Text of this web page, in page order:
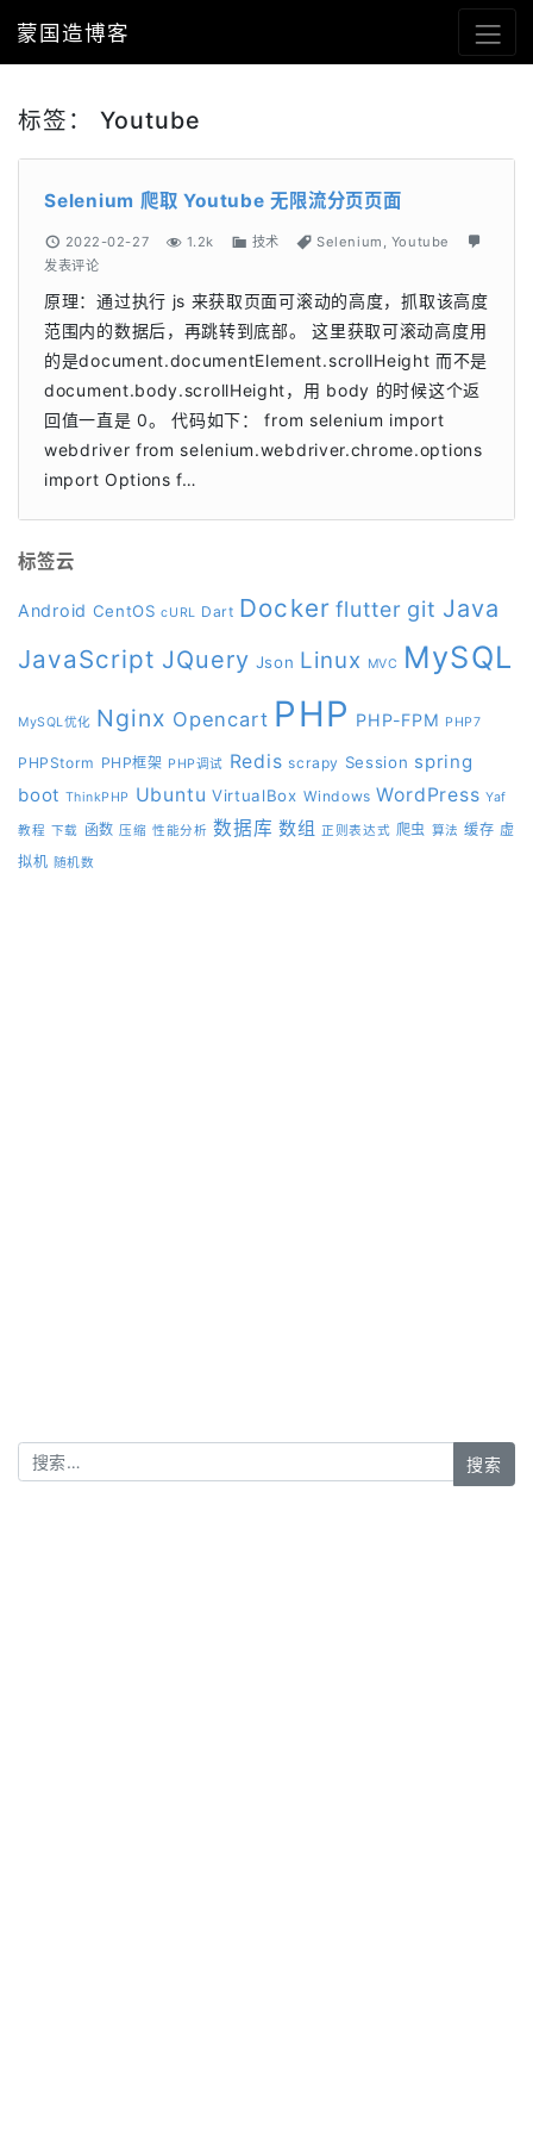
蒙国造博客
标签： Youtube
Selenium 爬取 Youtube 无限流分页页面
2022-02-27 1.2k 技术 Selenium
Youtube
发表评论
原理：通过执行 js 来获取页面可滚动的高度，抓取该高度
范围内的数据后，再跳转到底部。 这里获取可滚动高度用
的是document.documentElement.scrollHeight 而不是
document.body.scrollHeight，用 body 的时候这个返
回值一直是 0。 代码如下： from selenium import
webdriver from selenium.webdriver.chrome.options
import Options f…
标签云
Android CentOS cURL Dart Docker flutter git Java
JavaScript JQuery Json Linux MVC MySQL
MySQL优化 Nginx Opencart PHP PHP-FPM PHP7
PHPStorm PHP框架 PHP调试 Redis scrapy Session spring
boot ThinkPHP Ubuntu VirtualBox Windows WordPress Yaf
教程 下载 函数 压缩 性能分析 数据库 数组 正则表达式 爬虫 算法 缓存 虚
拟机 随机数